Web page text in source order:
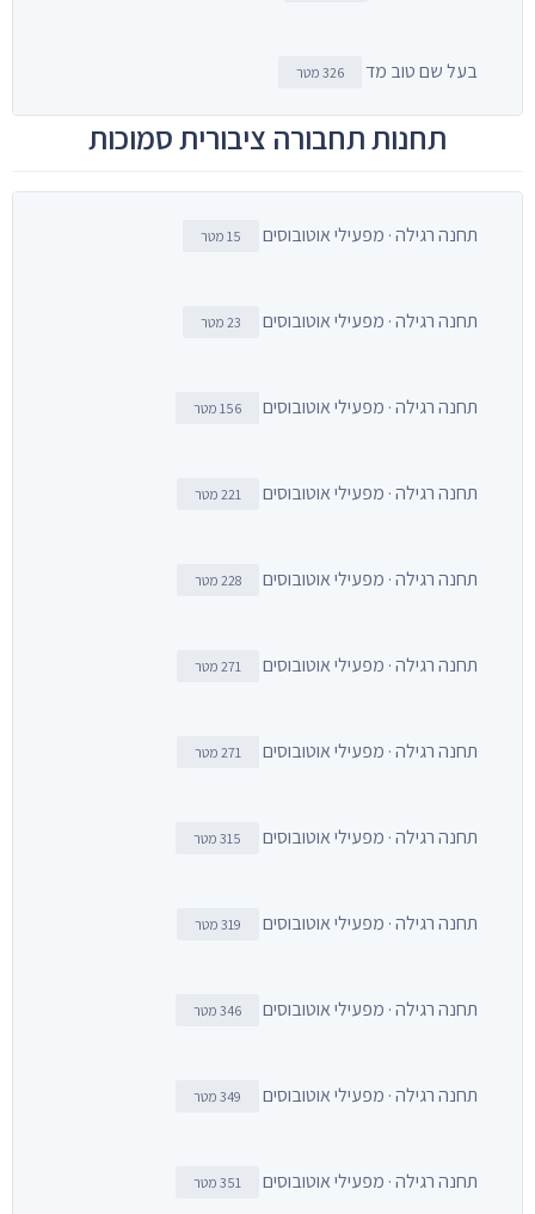
בעל שם טוב מד 326 מטר
תחנות תחבורה ציבורית סמוכות
תחנה רגילה · מפעילי אוטובוסים 15 מטר
תחנה רגילה · מפעילי אוטובוסים 23 מטר
תחנה רגילה · מפעילי אוטובוסים 156 מטר
תחנה רגילה · מפעילי אוטובוסים 221 מטר
תחנה רגילה · מפעילי אוטובוסים 228 מטר
תחנה רגילה · מפעילי אוטובוסים 271 מטר
תחנה רגילה · מפעילי אוטובוסים 271 מטר
תחנה רגילה · מפעילי אוטובוסים 315 מטר
תחנה רגילה · מפעילי אוטובוסים 319 מטר
תחנה רגילה · מפעילי אוטובוסים 346 מטר
תחנה רגילה · מפעילי אוטובוסים 349 מטר
תחנה רגילה · מפעילי אוטובוסים 351 מטר